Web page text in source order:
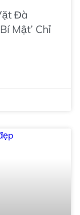
Đà
Mật’ Chỉ